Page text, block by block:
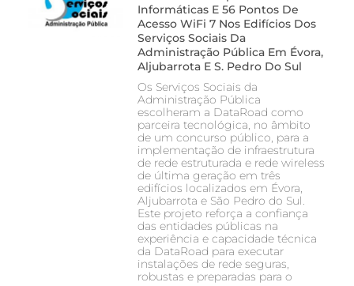
Informáticas E 56 Pontos De
Acesso WiFi 7 Nos Edifícios Dos
Serviços Sociais Da
Administração Pública Em Évora,
Aljubarrota E S. Pedro Do Sul
Os Serviços Sociais da
Administração Pública
escolheram a DataRoad como
parceira tecnológica, no âmbito
de um concurso público, para a
implementação de infraestrutura
de rede estruturada e rede wireless
de última geração em três
edifícios localizados em Évora,
Aljubarrota e São Pedro do Sul.
Este projeto reforça a confiança
das entidades públicas na
experiência e capacidade técnica
da DataRoad para executar
instalações de rede seguras,
robustas e preparadas para o